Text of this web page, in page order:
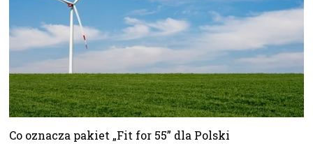
Co oznacza pakiet „Fit for 55” dla Polski